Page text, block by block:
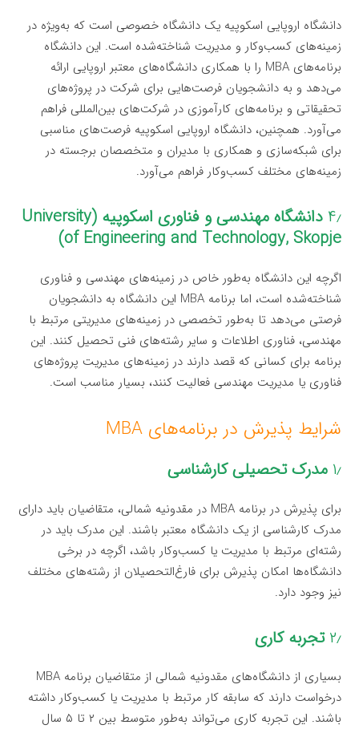
دانشگاه اروپایی اسکوپیه یک دانشگاه خصوصی است که به‌ویژه در
زمینه‌های کسب‌وکار و مدیریت شناخته‌شده است. این دانشگاه
برنامه‌های MBA را با همکاری دانشگاه‌های معتبر اروپایی ارائه
می‌دهد و به دانشجویان فرصت‌هایی برای شرکت در پروژه‌های
تحقیقاتی و برنامه‌های کارآموزی در شرکت‌های بین‌المللی فراهم
می‌آورد. همچنین، دانشگاه اروپایی اسکوپیه فرصت‌های مناسبی
برای شبکه‌سازی و همکاری با مدیران و متخصصان برجسته در
زمینه‌های مختلف کسب‌وکار فراهم می‌آورد.
۴٫
دانشگاه مهندسی و فناوری اسکوپیه (University
of Engineering and Technology, Skopje)
اگرچه این دانشگاه به‌طور خاص در زمینه‌های مهندسی و فناوری
شناخته‌شده است، اما برنامه MBA این دانشگاه به دانشجویان
فرصتی می‌دهد تا به‌طور تخصصی در زمینه‌های مدیریتی مرتبط با
مهندسی، فناوری اطلاعات و سایر رشته‌های فنی تحصیل کنند. این
برنامه برای کسانی که قصد دارند در زمینه‌های مدیریت پروژه‌های
فناوری یا مدیریت مهندسی فعالیت کنند، بسیار مناسب است.
شرایط پذیرش در برنامه‌های MBA
۱٫ مدرک تحصیلی کارشناسی
برای پذیرش در برنامه MBA در مقدونیه شمالی، متقاضیان باید دارای
مدرک کارشناسی از یک دانشگاه معتبر باشند. این مدرک باید در
رشته‌ای مرتبط با مدیریت یا کسب‌وکار باشد، اگرچه در برخی
دانشگاه‌ها امکان پذیرش برای فارغ‌التحصیلان از رشته‌های مختلف
نیز وجود دارد.
۲٫ تجربه کاری
بسیاری از دانشگاه‌های مقدونیه شمالی از متقاضیان برنامه MBA
درخواست دارند که سابقه کار مرتبط با مدیریت یا کسب‌وکار داشته
باشند. این تجربه کاری می‌تواند به‌طور متوسط بین ۲ تا ۵ سال